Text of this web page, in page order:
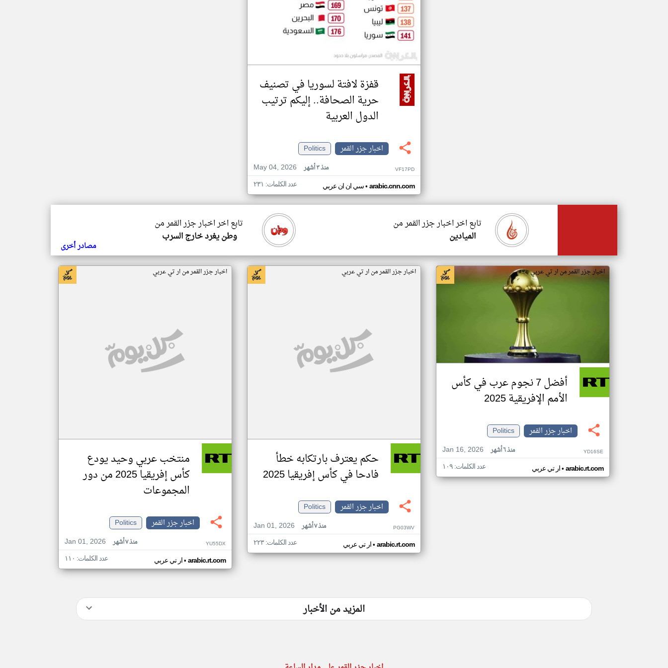
قفزة لافتة لسوريا في تصنيف
حرية الصحافة.. إليكم ترتيب
الدول العربية
اخبار جزر القمر
Politics
May 04, 2026
منذ ٣ أشهر VF17PD
سي ان ان عربي• arabic.cnn.com عدد الكلمات: ٢٣١
تابع اخر اخبار جزر القمر من
وطن يغرد خارج السرب
تابع اخر اخبار جزر القمر من
الميادين
مصادر أخرى
اخبار جزر القمر من ار تي عربي
أفضل 7 نجوم عرب في كأس
الأمم الإفريقية 2025
اخبار جزر القمر
Politics
Jan 16, 2026
منذ ٦ أشهر YD16SE
ار تي عربي• arabic.rt.com عدد الكلمات: ١٠٩
اخبار جزر القمر من ار تي عربي
حكم يعترف بارتكابه خطأ
فادحا في كأس إفريقيا 2025
اخبار جزر القمر
Politics
Jan 01, 2026
منذ ٧ أشهر PG03WV
ار تي عربي• arabic.rt.com عدد الكلمات: ٢٢٣
اخبار جزر القمر من ار تي عربي
منتخب عربي وحيد يودع
كأس إفريقيا 2025 من دور
المجموعات
اخبار جزر القمر
Politics
Jan 01, 2026
منذ ٧ أشهر YU55DX
ار تي عربي• arabic.rt.com عدد الكلمات: ١١٠
المزيد من الأخبار